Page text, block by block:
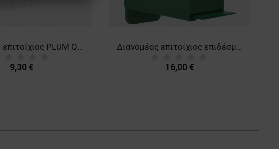
Διανομέας επιτοίχιος PLUM QUICKFIX UNO
9,30 €
Διανομέας επιτοίχιος επιδέσμων PLUM QUICKSOFT
16,00 €